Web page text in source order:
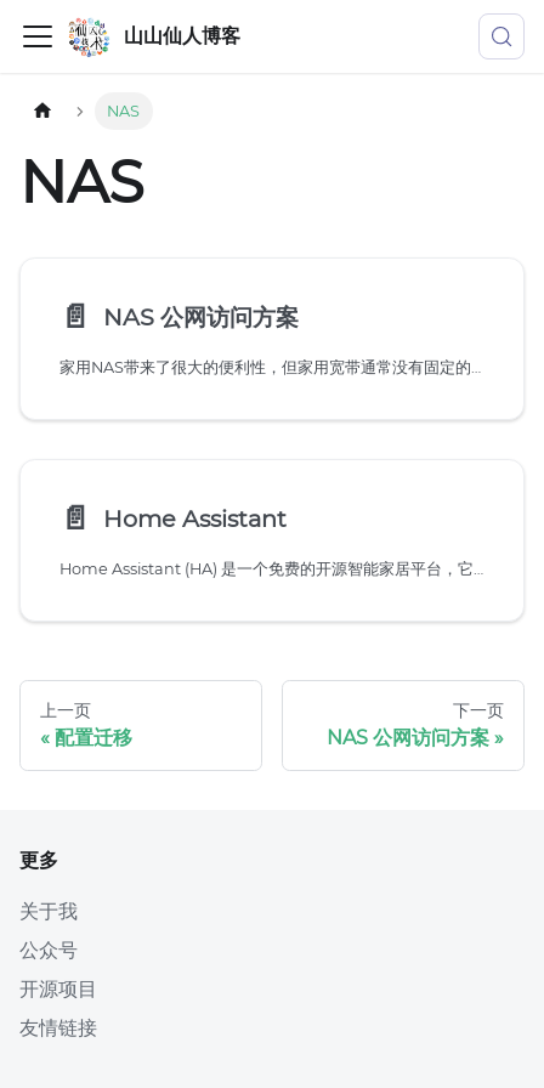
山山仙人博客
NAS
NAS
📄️ NAS 公网访问方案
家用NAS带来了很大的便利性，但家用宽带通常没有固定的公网IP地址。我们在外网想访问家里的NAS服务，默认情况下是不行的。
📄️ Home Assistant
Home Assistant (HA) 是一个免费的开源智能家居平台，它充当一个智能家居的中央控制中心，允许你将来自不同品牌和协议的各种智能设备（如灯光、开关、传感器、音影设备等）整合到一起进行统一管理和自动化控制。HA 的特点包括高度的可定制性、本地化部署带来的隐私性优势、以及强大的社区支持，用户可以根据自己的需求自由地修改代码和添加功能
上一页
配置迁移
下一页
NAS 公网访问方案
更多
关于我
公众号
开源项目
友情链接